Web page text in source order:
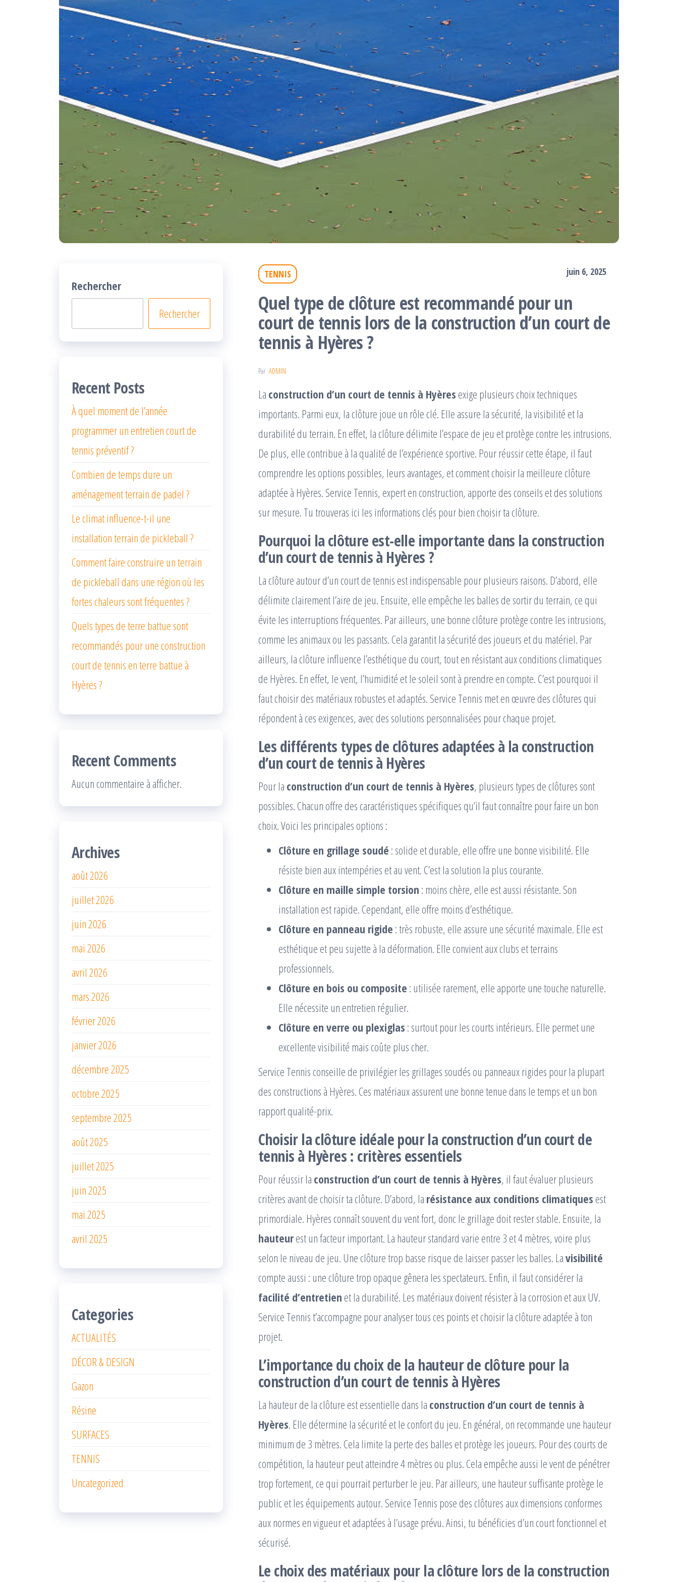
TENNIS juin 6, 2025
Quel type de clôture est recommandé pour un
court de tennis lors de la construction d’un court de
tennis à Hyères ?
Par ADMIN
La construction d’un court de tennis à Hyères exige plusieurs choix techniques
importants. Parmi eux, la clôture joue un rôle clé. Elle assure la sécurité, la visibilité et la
durabilité du terrain. En effet, la clôture délimite l’espace de jeu et protège contre les intrusions.
De plus, elle contribue à la qualité de l’expérience sportive. Pour réussir cette étape, il faut
comprendre les options possibles, leurs avantages, et comment choisir la meilleure clôture
adaptée à Hyères. Service Tennis, expert en construction, apporte des conseils et des solutions
sur mesure. Tu trouveras ici les informations clés pour bien choisir ta clôture.
Pourquoi la clôture est-elle importante dans la construction
d’un court de tennis à Hyères ?
La clôture autour d’un court de tennis est indispensable pour plusieurs raisons. D’abord, elle
délimite clairement l’aire de jeu. Ensuite, elle empêche les balles de sortir du terrain, ce qui
évite les interruptions fréquentes. Par ailleurs, une bonne clôture protège contre les intrusions,
comme les animaux ou les passants. Cela garantit la sécurité des joueurs et du matériel. Par
ailleurs, la clôture influence l’esthétique du court, tout en résistant aux conditions climatiques
de Hyères. En effet, le vent, l’humidité et le soleil sont à prendre en compte. C’est pourquoi il
faut choisir des matériaux robustes et adaptés. Service Tennis met en œuvre des clôtures qui
répondent à ces exigences, avec des solutions personnalisées pour chaque projet.
Les différents types de clôtures adaptées à la construction
d’un court de tennis à Hyères
Pour la construction d’un court de tennis à Hyères, plusieurs types de clôtures sont
possibles. Chacun offre des caractéristiques spécifiques qu’il faut connaître pour faire un bon
choix. Voici les principales options :
Clôture en grillage soudé : solide et durable, elle offre une bonne visibilité. Elle
résiste bien aux intempéries et au vent. C’est la solution la plus courante.
Clôture en maille simple torsion : moins chère, elle est aussi résistante. Son
installation est rapide. Cependant, elle offre moins d’esthétique.
Clôture en panneau rigide : très robuste, elle assure une sécurité maximale. Elle est
esthétique et peu sujette à la déformation. Elle convient aux clubs et terrains
professionnels.
Clôture en bois ou composite : utilisée rarement, elle apporte une touche naturelle.
Elle nécessite un entretien régulier.
Clôture en verre ou plexiglas : surtout pour les courts intérieurs. Elle permet une
excellente visibilité mais coûte plus cher.
Service Tennis conseille de privilégier les grillages soudés ou panneaux rigides pour la plupart
des constructions à Hyères. Ces matériaux assurent une bonne tenue dans le temps et un bon
rapport qualité-prix.
Choisir la clôture idéale pour la construction d’un court de
tennis à Hyères : critères essentiels
Pour réussir la construction d’un court de tennis à Hyères, il faut évaluer plusieurs
critères avant de choisir ta clôture. D’abord, la résistance aux conditions climatiques est
primordiale. Hyères connaît souvent du vent fort, donc le grillage doit rester stable. Ensuite, la
hauteurest un facteur important. La hauteur standard varie entre 3 et 4 mètres, voire plus
selon le niveau de jeu. Une clôture trop basse risque de laisser passer les balles. Lavisibilité
compte aussi : une clôture trop opaque gênera les spectateurs. Enfin, il faut considérer la
facilité d’entretien et la durabilité. Les matériaux doivent résister à la corrosion et aux UV.
Service Tennis t’accompagne pour analyser tous ces points et choisir la clôture adaptée à ton
projet.
L’importance du choix de la hauteur de clôture pour la
construction d’un court de tennis à Hyères
La hauteur de la clôture est essentielle dans la construction d’un court de tennis à
Hyères. Elle détermine la sécurité et le confort du jeu. En général, on recommande une hauteur
minimum de 3 mètres. Cela limite la perte des balles et protège les joueurs. Pour des courts de
compétition, la hauteur peut atteindre 4 mètres ou plus. Cela empêche aussi le vent de pénétrer
trop fortement, ce qui pourrait perturber le jeu. Par ailleurs, une hauteur suffisante protège le
public et les équipements autour. Service Tennis pose des clôtures aux dimensions conformes
aux normes en vigueur et adaptées à l’usage prévu. Ainsi, tu bénéficies d’un court fonctionnel et
sécurisé.
Le choix des matériaux pour la clôture lors de la construction
Rechercher
Rechercher
Recent Posts
À quel moment de l’année
programmer un entretien court de
tennis préventif ?
Combien de temps dure un
aménagement terrain de padel ?
Le climat influence-t-il une
installation terrain de pickleball ?
Comment faire construire un terrain
de pickleball dans une région où les
fortes chaleurs sont fréquentes ?
Quels types de terre battue sont
recommandés pour une construction
court de tennis en terre battue à
Hyères ?
Recent Comments
Aucun commentaire à afficher.
Archives
août 2026
juillet 2026
juin 2026
mai 2026
avril 2026
mars 2026
février 2026
janvier 2026
décembre 2025
octobre 2025
septembre 2025
août 2025
juillet 2025
juin 2025
mai 2025
avril 2025
Categories
ACTUALITÉS
DÉCOR & DESIGN
Gazon
Résine
SURFACES
TENNIS
Uncategorized